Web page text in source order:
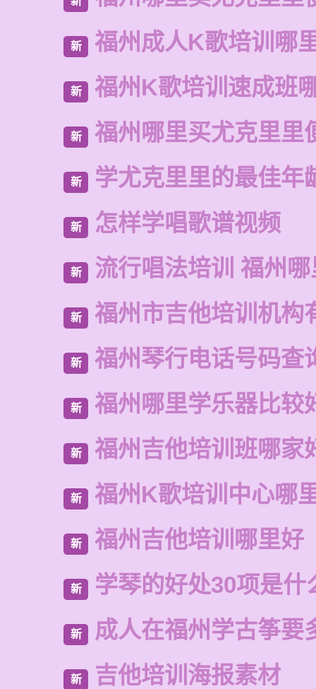
新 福州成人K歌培训哪
新 福州K歌培训速成班
新 福州哪里买尤克里里
新 学尤克里里的最佳年
新 怎样学唱歌谱视频
新 流行唱法培训 福州
新 福州市吉他培训机构
新 福州琴行电话号码查
新 福州哪里学乐器比较
新 福州吉他培训班哪家
新 福州K歌培训中心哪
新 福州吉他培训哪里好
新 学琴的好处30项是什
新 成人在福州学古筝要
新 吉他培训海报素材